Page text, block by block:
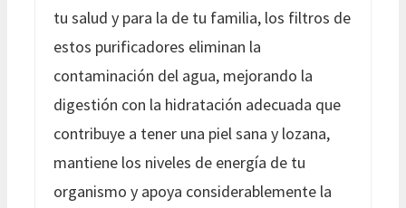
tu salud y para la de tu familia, los filtros de
estos purificadores eliminan la
contaminación del agua, mejorando la
digestión con la hidratación adecuada que
contribuye a tener una piel sana y lozana,
mantiene los niveles de energía de tu
organismo y apoya considerablemente la